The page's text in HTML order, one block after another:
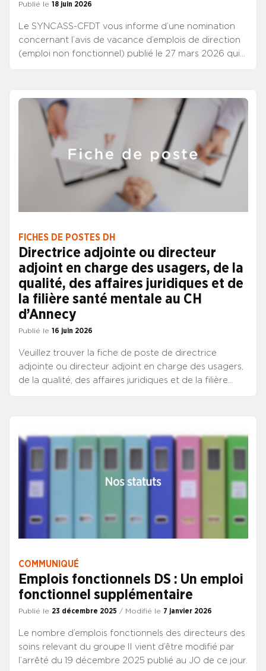
Publié le 18 juin 2026
Le SYNCASS-CFDT vous informe d’une nomination
concernant l’avis de vacance d’emplois de direction
(emploi non fonctionnel) publié le 27 mars 2026 qui
fonctionnel La prochaine publication de vacance
d’emplois supérieurs DH est prévue le 9 juillet 2026.
FICHES DE POSTES DH
Directrice adjointe ou directeur
adjoint en charge des usagers, de la
qualité, des affaires juridiques et de
la filière santé mentale au CH
d’Annecy
Publié le 16 juin 2026
Veuillez trouver la fiche de poste de directrice
adjointe ou directeur adjoint en charge des usagers,
de la qualité, des affaires juridiques et de la filière
COMMUNIQUÉ
Emplois fonctionnels DS : Un emploi
fonctionnel supplémentaire
Publié le 23 décembre 2025 / Modifié le 7 janvier 2026
Le nombre d’emplois fonctionnels des directeurs des
soins relevant du groupe II vient d’être modifié par
l’arrêté du 19 décembre 2025 publié au JO de ce jour.